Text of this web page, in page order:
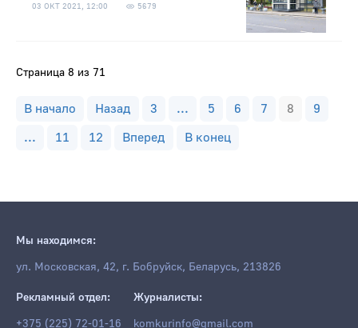
03 ОКТ 2021, 12:00 5679
Страница 8 из 71
В начало Назад 3 ... 5 6 7 8
9
...
11 12 Вперед В конец
Мы находимся:
ул. Московская, 42, г. Бобруйск, Беларусь, 213826
Рекламный отдел:
+375 (225) 72-01-16
Журналисты:
komkurinfo@gmail.com